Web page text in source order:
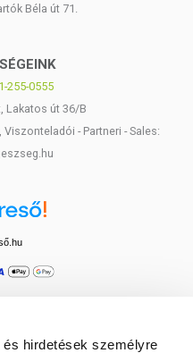
hirdetések személyre
Béla út 71.
255-0555
Lakatos út 36/B
- Partneri - Sales: